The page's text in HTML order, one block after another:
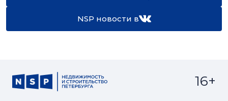
NSP новости в
16+